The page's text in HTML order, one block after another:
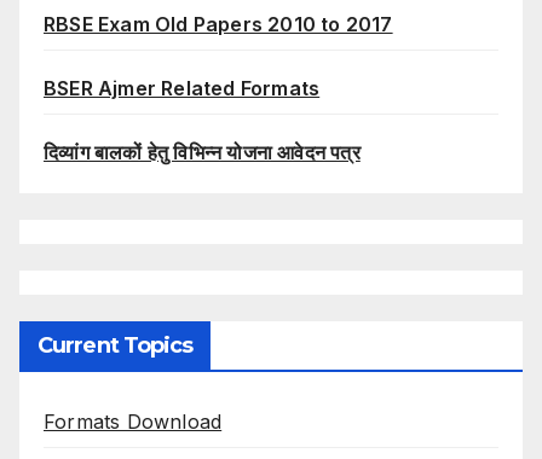
RBSE Exam Old Papers 2010 to 2017
BSER Ajmer Related Formats
दिव्यांग बालकों हेतु विभिन्न योजना आवेदन पत्र
Current Topics
Formats Download